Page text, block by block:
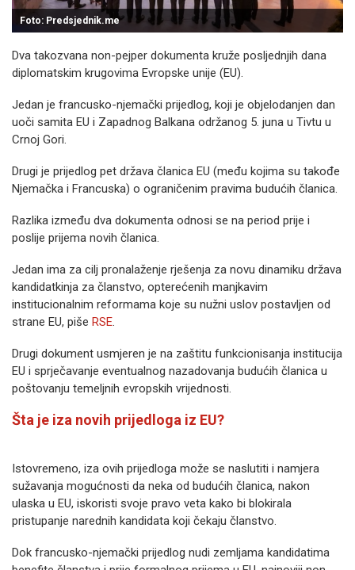
Foto: Predsjednik.me
Dva takozvana non-pejper dokumenta kruže posljednjih dana
diplomatskim krugovima Evropske unije (EU).
Jedan je francusko-njemački prijedlog, koji je objelodanjen dan
uoči samita EU i Zapadnog Balkana održanog 5. juna u Tivtu u
Crnoj Gori.
Drugi je prijedlog pet država članica EU (među kojima su takođe
Njemačka i Francuska) o ograničenim pravima budućih članica.
Razlika između dva dokumenta odnosi se na period prije i
poslije prijema novih članica.
Jedan ima za cilj pronalaženje rješenja za novu dinamiku država
kandidatkinja za članstvo, opterećenih manjkavim
institucionalnim reformama koje su nužni uslov postavljen od
strane EU, piše RSE.
Drugi dokument usmjeren je na zaštitu funkcionisanja institucija
EU i sprječavanje eventualnog nazadovanja budućih članica u
poštovanju temeljnih evropskih vrijednosti.
Šta je iza novih prijedloga iz EU?
Istovremeno, iza ovih prijedloga može se naslutiti i namjera
sužavanja mogućnosti da neka od budućih članica, nakon
ulaska u EU, iskoristi svoje pravo veta kako bi blokirala
pristupanje narednih kandidata koji čekaju članstvo.
Dok francusko-njemački prijedlog nudi zemljama kandidatima